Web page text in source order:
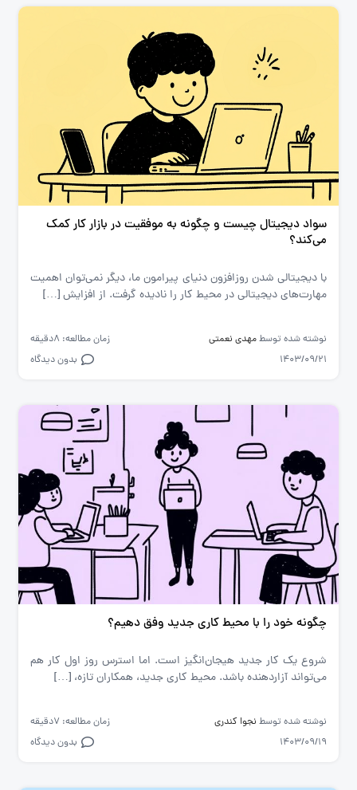
سواد دیجیتال چیست و چگونه به موفقیت در بازار کار کمک
می‌کند؟
با دیجیتالی شدن روزافزون دنیای پیرامون ما، دیگر نمی‌توان اهمیت
مهارت‌های دیجیتالی در محیط کار را نادیده گرفت. از افزایش […]
نوشته شده توسطمهدی نعمتی
زمان مطالعه: 8دقیقه
1403/09/21
بدون دیدگاه
چگونه خود را با محیط کاری جدید وفق دهیم؟
شروع یک کار جدید هیجان‌انگیز است. اما استرس روز اول کار هم
می‌تواند آزاردهنده باشد. محیط کاری جدید، همکاران تازه، […]
نوشته شده توسط نجوا کندری
زمان مطالعه: 7دقیقه
1403/09/19
بدون دیدگاه